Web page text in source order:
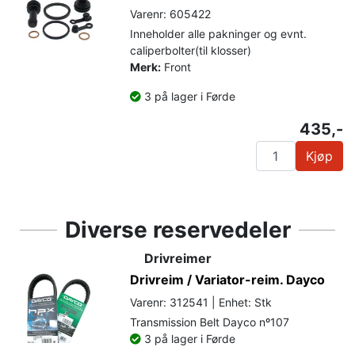
Varenr: 605422
Inneholder alle pakninger og evnt.
caliperbolter(til klosser)
Merk: Front
3 på lager i Førde
435,-
Kjøp
Diverse reservedeler
Drivreimer
Drivreim / Variator-reim. Dayco
Varenr: 312541 | Enhet: Stk
Transmission Belt Dayco nº107
3 på lager i Førde